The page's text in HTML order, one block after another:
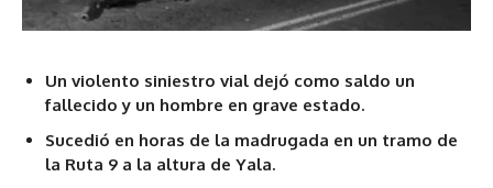
Un violento siniestro vial dejó como saldo un
fallecido y un hombre en grave estado.
Sucedió en horas de la madrugada en un tramo de
la Ruta 9 a la altura de Yala.